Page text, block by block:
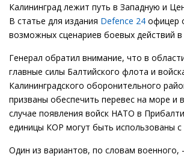
Калининград лежит путь в Западную и
В статье для издания Defence 24 офицер
возможных сценариев боевых действий в
Генерал обратил внимание, что в
главные силы Балтийского флота и
Калининградского оборонительного
призваны обеспечить перевес на море и
случае появления войск НАТО в
единицы КОР могут быть использованы с
Один из вариантов, по словам военного,